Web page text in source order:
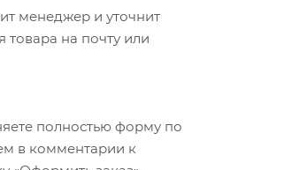
менеджер и уточнит
товара на почту или
полностью форму по
в комментарии к